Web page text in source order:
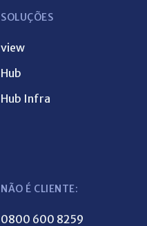
SOLUÇÕES
view
Hub
Hub Infra
NÃO É CLIENTE:
0800 600 8259